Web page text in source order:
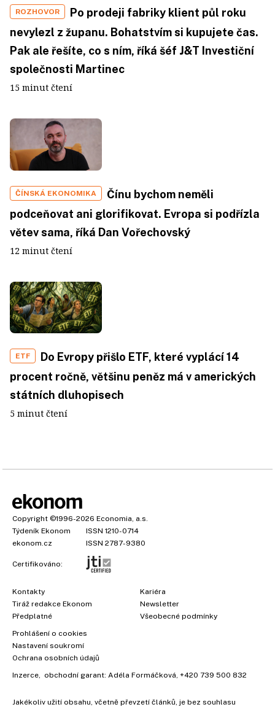
ROZHOVOR
Po prodeji fabriky klient půl roku
nevylezl z županu. Bohatstvím si kupujete čas.
Pak ale řešíte, co s ním, říká šéf J&T Investiční
společnosti Martinec
15 minut čtení
ČÍNSKÁ EKONOMIKA
Čínu bychom neměli
podceňovat ani glorifikovat. Evropa si podřízla
větev sama, říká Dan Vořechovský
12 minut čtení
ETF
Do Evropy přišlo ETF, které vyplácí 14
procent ročně, většinu peněz má v amerických
státních dluhopisech
5 minut čtení
Copyright ©1996-2026 Economia, a.s.
Týdeník Ekonom
ISSN 1210-0714
ekonom.cz
ISSN 2787-9380
Certifikováno:
Kontakty
Tiráž redakce Ekonom
Předplatné
Kariéra
Newsletter
Všeobecné podmínky
Prohlášení o cookies
Nastavení soukromí
Ochrana osobních údajů
Inzerce, obchodní garant: Adéla Formáčková, +420 739 500 832
Jakékoliv užití obsahu, včetně převzetí článků, je bez souhlasu